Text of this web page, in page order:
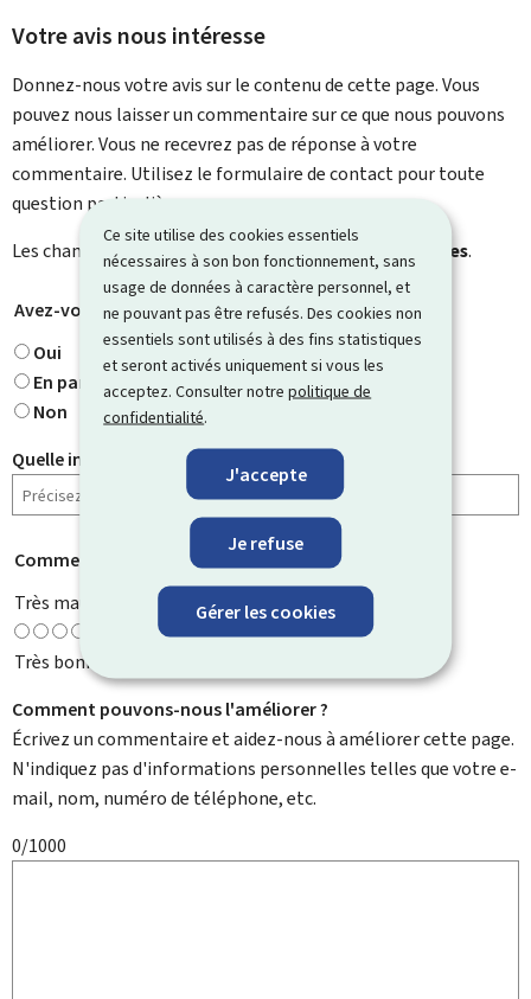
Ce site utilise des cookies essentiels
nécessaires à son bon fonctionnement, sans
usage de données à caractère personnel, et
ne pouvant pas être refusés. Des cookies non
essentiels sont utilisés à des fins statistiques
et seront activés uniquement si vous les
acceptez. Consulter notrepolitique de
confidentialité.
J'accepte
Je refuse
Gérer les cookies
Votre avis nous intéresse
Donnez-nous votre avis sur le contenu de cette page. Vous
pouvez nous laisser un commentaire sur ce que nous pouvons
améliorer. Vous ne recevrez pas de réponse à votre
commentaire. Utilisez le formulaire de contact pour toute
question particulière.
Les champs marqués d’une étoile (
* obligatoires.
Avez-vous trouvé ce que vous cherchiez ? *
Oui
En partie
Non
Quelle information cherchiez-vous ?
Comment évaluez-vous cette page ?
Très mauvaise
Très bonne
Comment pouvons-nous l'améliorer ?
Écrivez un commentaire et aidez-nous à améliorer cette page.
N'indiquez pas d'informations personnelles telles que votre e-
mail, nom, numéro de téléphone, etc.
0/1000